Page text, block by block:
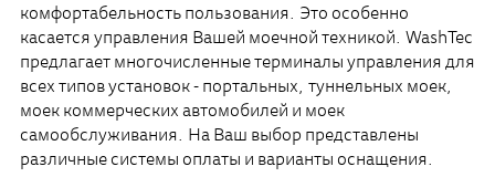
комфортабельность пользования. Это особенно
касается управления Вашей моечной техникой. WashTec
предлагает многочисленные терминалы управления для
всех типов установок - портальных, туннельных моек,
моек коммерческих автомобилей и моек
самообслуживания. На Ваш выбор представлены
различные системы оплаты и варианты оснащения.